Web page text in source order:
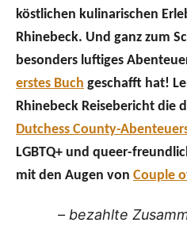
köstlichen kulinarischen
Rhinebeck. Und ganz zum
besonders luftiges
erstes Buch geschafft hat!
Rhinebeck Reisebericht die
Dutchess County-
LGBTQ+ und queer-
mit den Augen von Couple
– bezahlte